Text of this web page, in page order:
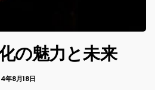
の魅力と未来
年8月18日